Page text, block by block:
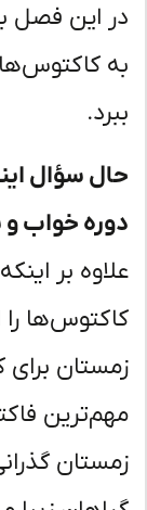
این فصل
کاکتوس‌ها
سؤال
خواب و
بر اینکه
را از
برای
گذرانی و